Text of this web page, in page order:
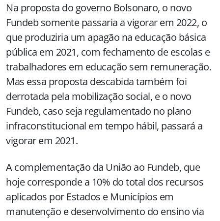
Na proposta do governo Bolsonaro, o novo
Fundeb somente passaria a vigorar em 2022, o
que produziria um apagão na educação básica
pública em 2021, com fechamento de escolas e
trabalhadores em educação sem remuneração.
Mas essa proposta descabida também foi
derrotada pela mobilização social, e o novo
Fundeb, caso seja regulamentado no plano
infraconstitucional em tempo hábil, passará a
vigorar em 2021.
A complementação da União ao Fundeb, que
hoje corresponde a 10% do total dos recursos
aplicados por Estados e Municípios em
manutenção e desenvolvimento do ensino via